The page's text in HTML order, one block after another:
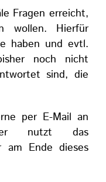
Fragen erreicht,
wollen. Hierfür
haben und evtl.
noch nicht
sind, die
per E-Mail an
nutzt das
am Ende dieses